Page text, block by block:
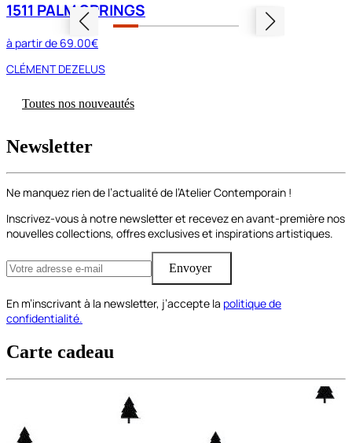
1511 PALM SPRINGS
à partir de 69.00€
CLÉMENT DEZELUS
Toutes nos nouveautés
Newsletter
Ne manquez rien de l’actualité de l’Atelier Contemporain !
Inscrivez-vous à notre newsletter et recevez en avant-première nos
nouvelles collections, offres exclusives et inspirations artistiques.
Envoyer
En m’inscrivant à la newsletter, j’accepte la politique de
confidentialité.
Carte cadeau